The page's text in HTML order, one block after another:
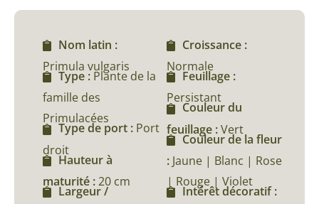
Nom latin :
Primula vulgaris
Type : Plante de la
famille des
Primulacées
Type de port : Port
droit
Hauteur à
maturité :20 cm
Largeur /
Croissance :
Normale
Feuillage :
Persistant
Couleur du
feuillage :Vert
Couleur de la fleur
: Jaune | Blanc | Rose
| Rouge | Violet
Intérêt décoratif :